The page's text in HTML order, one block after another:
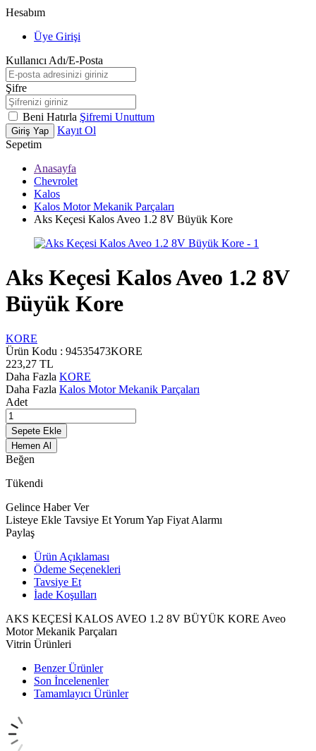
Hesabım
Üye Girişi
Kullanıcı Adı/E-Posta
Şifre
Beni Hatırla Şifremi Unuttum
Giriş Yap
Kayıt Ol
Sepetim
Anasayfa
Chevrolet
Kalos
Kalos Motor Mekanik Parçaları
Aks Keçesi Kalos Aveo 1.2 8V Büyük Kore
Aks Keçesi Kalos Aveo 1.2 8V
Büyük Kore
KORE
Ürün Kodu : 94535473KORE
223,27 TL
Daha Fazla KORE
Daha Fazla Kalos Motor Mekanik Parçaları
Adet
Sepete Ekle
Hemen Al
Beğen
Tükendi
Gelince Haber Ver
Listeye Ekle Tavsiye EtYorum Yap Fiyat Alarmı
Paylaş
Ürün Açıklaması
Ödeme Seçenekleri
Tavsiye Et
İade Koşulları
AKS KEÇESİ KALOS AVEO 1.2 8V BÜYÜK KORE Aveo
Motor Mekanik Parçaları
Vitrin Ürünleri
Benzer Ürünler
Son İncelenenler
Tamamlayıcı Ürünler